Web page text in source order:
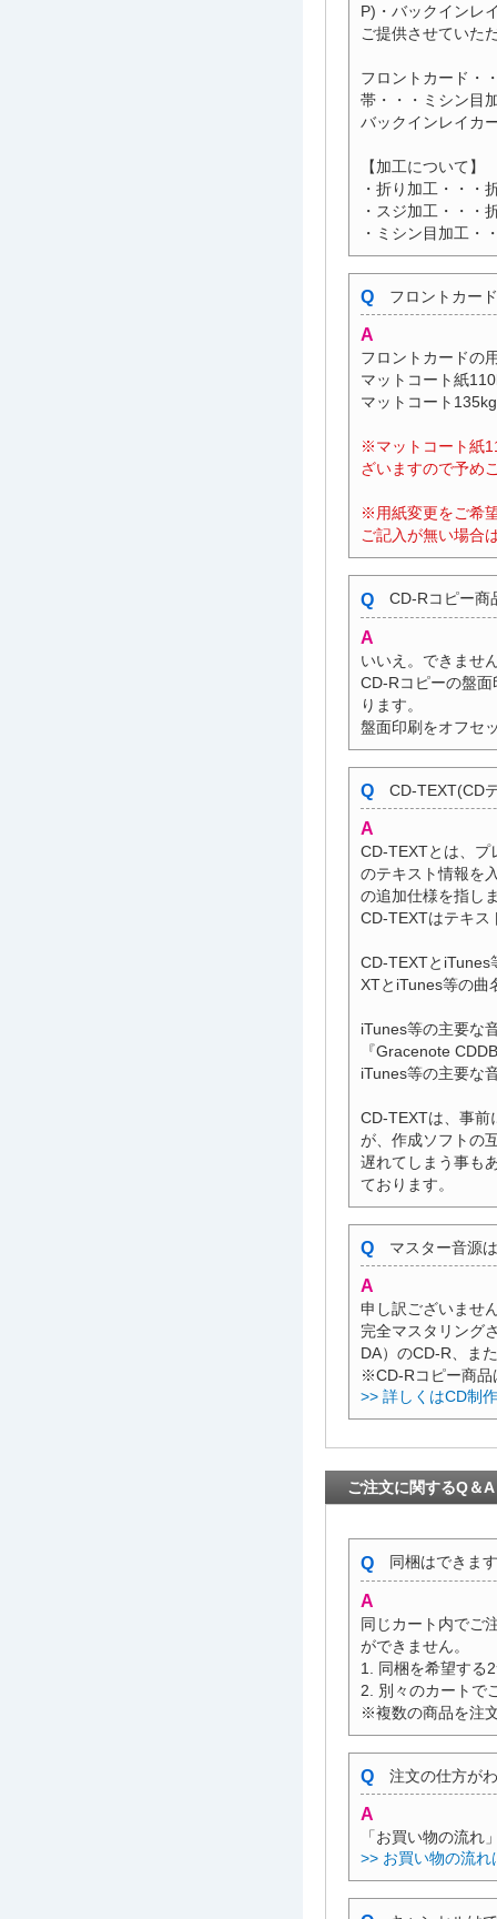
P)・バックインレ
ご提供させていた
フロントカード・
帯・・・ミシン目
バックインレイカ
【加工について】
・折り加工・・・
・スジ加工・・・
・ミシン目加工・
フロントカー
フロントカードの
マットコート紙
マットコート
※マットコート紙
ざいますので予め
※用紙変更をご希
ご記入が無い場合
CD-Rコピー商
いいえ。できませ
CD-Rコピーの盤
ります。
盤面印刷をオフセ
CD-TEXT(CD
CD-TEXTとは、プ
のテキスト情報を
の追加仕様を指し
CD-TEXTはテキス
CD-TEXTとiTunes
XTとiTunes等の曲
iTunes等の主要な
『Gracenote
iTunes等の主要な
CD-TEXTは、事前
が、作成ソフトの
遅れてしまう事も
ております。
マスター音源
申し訳ございませ
完全マスタリング
DA）のCD-R、ま
※CD-Rコピー商品
>> 詳しくはCD制
ご注文に関するQ＆A
同梱はできま
同じカート内でご
ができません。
1. 同梱を希望する
2. 別々のカートで
※複数の商品を注
注文の仕方が
「お買い物の流れ
>> お買い物の流れ